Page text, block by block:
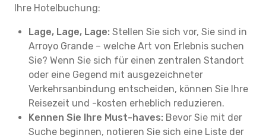
Ihre Hotelbuchung:
Lage, Lage, Lage: Stellen Sie sich vor, Sie sind in
Arroyo Grande – welche Art von Erlebnis suchen
Sie? Wenn Sie sich für einen zentralen Standort
oder eine Gegend mit ausgezeichneter
Verkehrsanbindung entscheiden, können Sie Ihre
Reisezeit und -kosten erheblich reduzieren.
Kennen Sie Ihre Must-haves: Bevor Sie mit der
Suche beginnen, notieren Sie sich eine Liste der